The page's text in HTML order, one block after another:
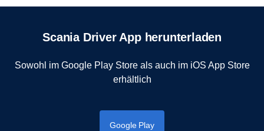
Scania Driver App herunterladen
Sowohl im Google Play Store als auch im iOS App Store
erhältlich
Google Play